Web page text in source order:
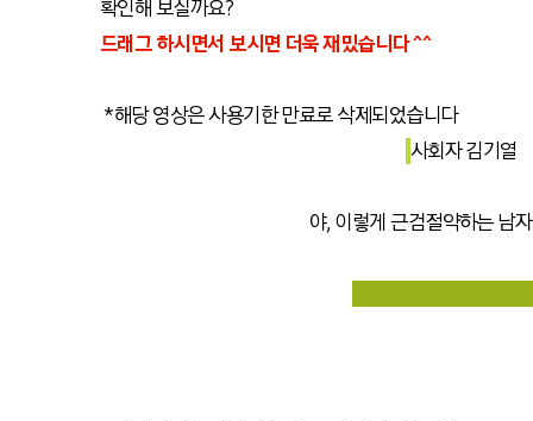
확인해 보실까요?
드래그 하시면서 보시면 더욱 재밌습니다 ^^
*해당 영상은 사용기한 만료로 삭제되었습니다
사회자 김기열
야, 이렇게 근검절약하는 남